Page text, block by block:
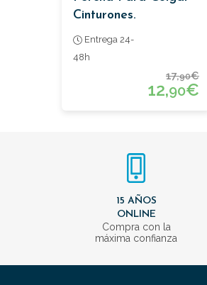
Cinturones.
Entrega 24-
48h
17,90€
12,90€
15 AÑOS
ONLINE
Compra con la
máxima confianza